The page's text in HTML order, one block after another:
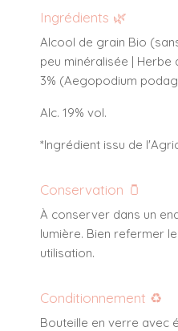
Ingrédients 🌿
Alcool de grain Bio
peu minéralisée |
3% (Aegopodium
Alc. 19% vol.
*Ingrédient issu de
Conservation 🫙
À conserver dans un
lumière. Bien refermer
utilisation.
Conditionnement ♻️
Bouteille en verre avec